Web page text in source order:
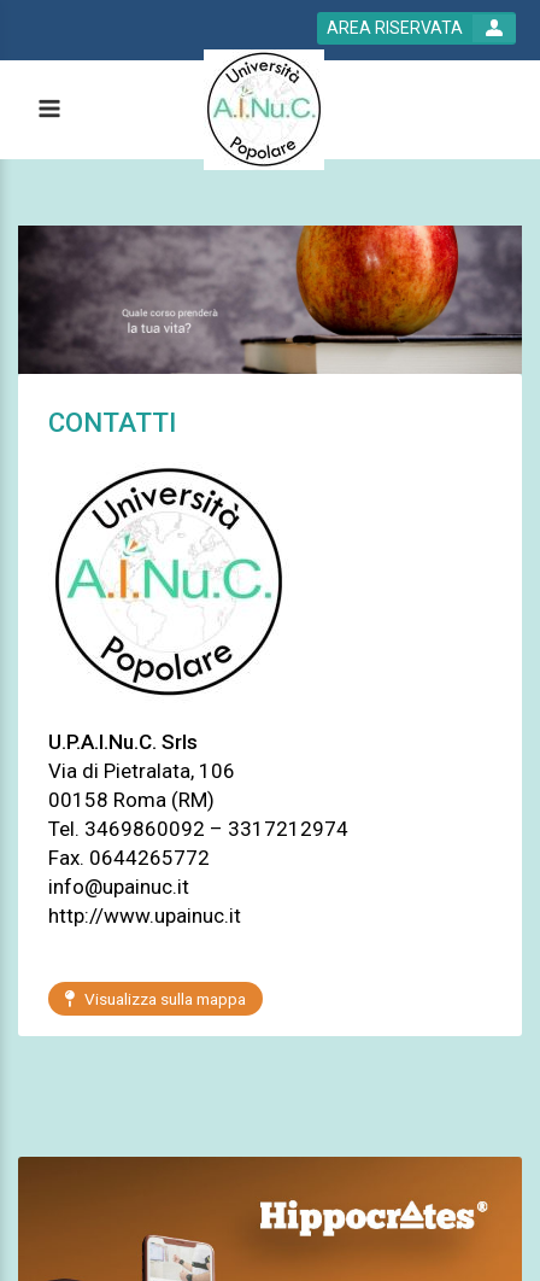
AREA RISERVATA
CONTATTI
U.P.A.I.Nu.C. Srls
Via di Pietralata, 106
00158 Roma (RM)
Tel. 3469860092 – 3317212974
Fax. 0644265772
info@upainuc.it
http://www.upainuc.it
Visualizza sulla mappa